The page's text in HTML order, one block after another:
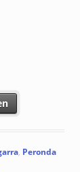
, Peronda